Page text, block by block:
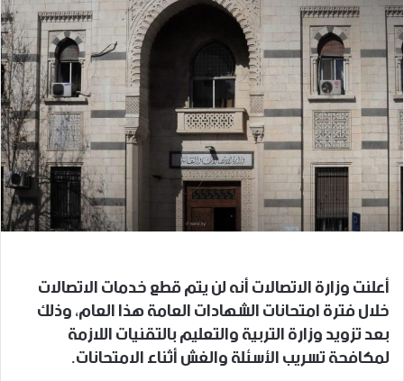
أعلنت وزارة الاتصالات أنه لن يتم قطع خدمات الاتصالات
خلال فترة امتحانات الشهادات العامة هذا العام، وذلك
بعد تزويد وزارة التربية والتعليم بالتقنيات اللازمة
لمكافحة تسريب الأسئلة والغش أثناء الامتحانات.